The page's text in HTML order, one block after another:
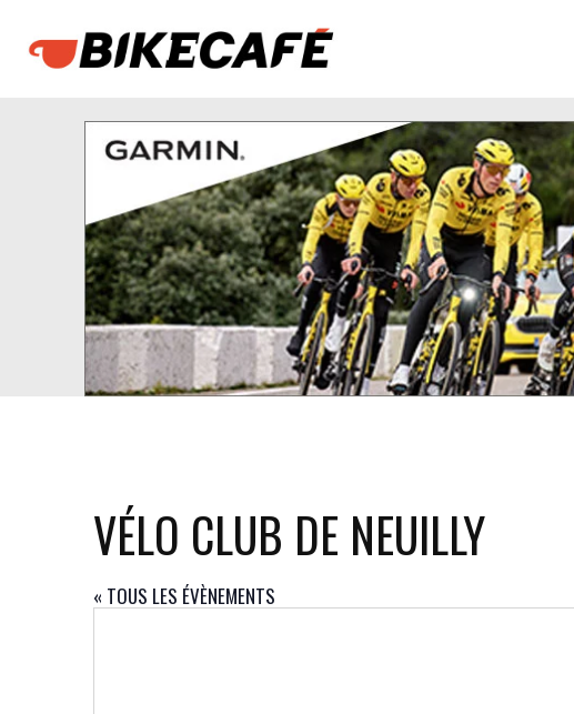
VÉLO CLUB DE NEUILLY
« TOUS LES ÉVÈNEMENTS